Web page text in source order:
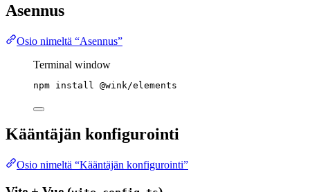
Asennus
Osio nimeltä “Asennus”
Terminal window
npm install @wink/elements
Kääntäjän konfigurointi
Osio nimeltä “Kääntäjän konfigurointi”